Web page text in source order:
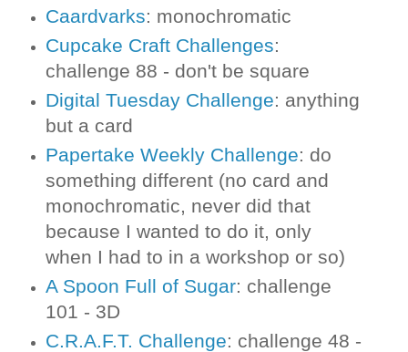
Caardvarks: monochromatic
Cupcake Craft Challenges:
challenge 88 - don't be square
Digital Tuesday Challenge: anything
but a card
Papertake Weekly Challenge: do
something different (no card and
monochromatic, never did that
because I wanted to do it, only
when I had to in a workshop or so)
A Spoon Full of Sugar: challenge
101 - 3D
C.R.A.F.T. Challenge: challenge 48 -